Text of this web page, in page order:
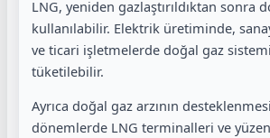
LNG, yeniden gazlaştırıldıktan sonra
kullanılabilir. Elektrik üretiminde,
ve ticari işletmelerde doğal gaz
tüketilebilir.
Ayrıca doğal gaz arzının
dönemlerde LNG terminalleri ve